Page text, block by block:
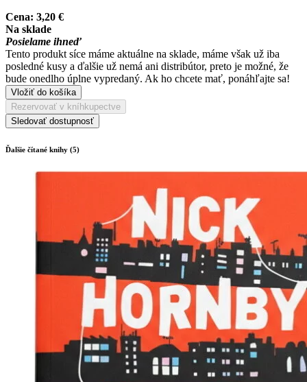
Cena: 3,20 €
Na sklade
Posielame ihneď
Tento produkt síce máme aktuálne na sklade, máme však už iba
posledné kusy a ďalšie už nemá ani distribútor, preto je možné, že
bude onedlho úplne vypredaný. Ak ho chcete mať, ponáhľajte sa!
Vložiť do košíka
Rezervovať v kníhkupectve
Sledovať dostupnosť
Ďalšie čítané knihy (5)